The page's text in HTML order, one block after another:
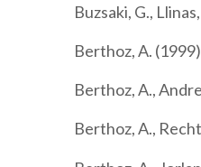
Buzsaki, G.,
Berthoz, A.
Berthoz, A.,
Berthoz, A.,